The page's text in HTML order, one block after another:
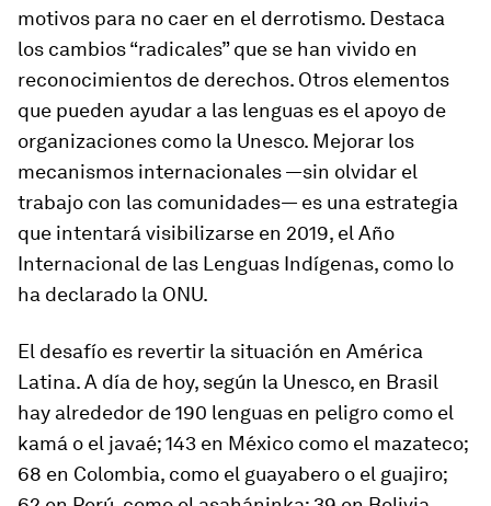
motivos para no caer en el derrotismo. Destaca
los cambios “radicales” que se han vivido en
reconocimientos de derechos. Otros elementos
que pueden ayudar a las lenguas es el apoyo de
organizaciones como la Unesco. Mejorar los
mecanismos internacionales —sin olvidar el
trabajo con las comunidades— es una estrategia
que intentará visibilizarse en 2019, el Año
Internacional de las Lenguas Indígenas, como lo
ha declarado la ONU.
El desafío es revertir la situación en América
Latina. A día de hoy, según la Unesco, en Brasil
hay alrededor de 190 lenguas en peligro como el
kamá o el javaé; 143 en México como el mazateco;
68 en Colombia, como el guayabero o el guajiro;